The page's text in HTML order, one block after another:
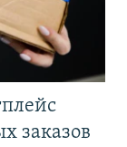
заказов